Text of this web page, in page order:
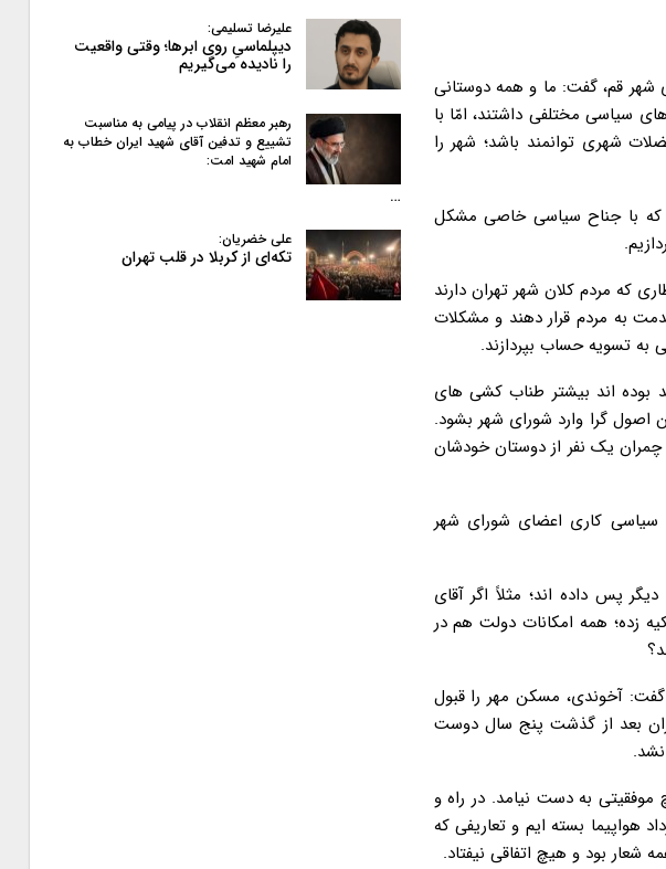
شهر قم، گفت: ما و همه دوستانی
سیاسی مختلفی داشتند، امّا با
شهری توانمند باشد؛ شهر را
که با جناح سیاسی خاصی مشکل
که مردم کلان شهر تهران دارند
به مردم قرار دهند و مشکلات
به تسویه حساب بپردازند.
بوده اند بیشتر طناب کشی های
گرا وارد شورای شهر بشود.
یک نفر از دوستان خودشان
سیاسی کاری اعضای شورای شهر
پس داده اند؛ مثلاً اگر آقای
زده؛ همه امکانات دولت هم در
آخوندی، مسکن مهر را قبول
بعد از گذشت پنج سال دوست
به دست نیامد. در راه و
هواپیما بسته ایم و تعاریفی که
شعار بود و هیچ اتفاقی نیفتاد.
علیرضا تسلیمی:
دیپلماسیِ روی ابرها؛ وقتی واقعیت
را نادیده می‌گیریم
رهبر معظم انقلاب در پیامی به‌ مناسبت
تشییع و تدفین آقای شهید ایران خطاب به
امام شهید امت:
…
علی خضریان:
تکه‌ای از کربلا در قلب تهران